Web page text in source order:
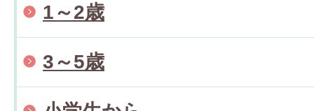
1～2歳
3～5歳